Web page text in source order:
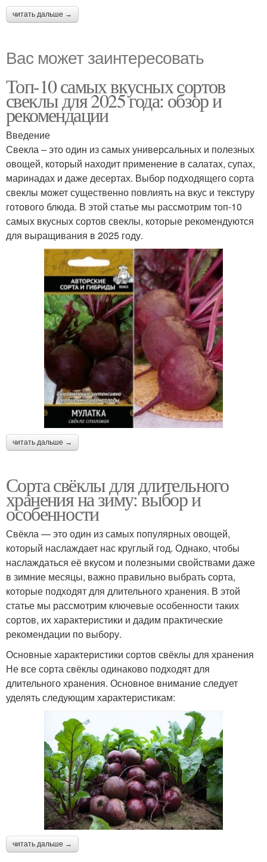
читать дальше →
Вас может заинтересовать
Топ-10 самых вкусных сортов
свеклы для 2025 года: обзор и
рекомендации
Введение
Свекла – это один из самых универсальных и полезных
овощей, который находит применение в салатах, супах,
маринадах и даже десертах. Выбор подходящего сорта
свеклы может существенно повлиять на вкус и текстуру
готового блюда. В этой статье мы рассмотрим топ-10
самых вкусных сортов свеклы, которые рекомендуются
для выращивания в 2025 году.
читать дальше →
Сорта свёклы для длительного
хранения на зиму: выбор и
особенности
Свёкла — это один из самых популярных овощей,
который наслаждает нас круглый год. Однако, чтобы
наслаждаться её вкусом и полезными свойствами даже
в зимние месяцы, важно правильно выбрать сорта,
которые подходят для длительного хранения. В этой
статье мы рассмотрим ключевые особенности таких
сортов, их характеристики и дадим практические
рекомендации по выбору.
Основные характеристики сортов свёклы для хранения
Не все сорта свёклы одинаково подходят для
длительного хранения. Основное внимание следует
уделять следующим характеристикам:
читать дальше →